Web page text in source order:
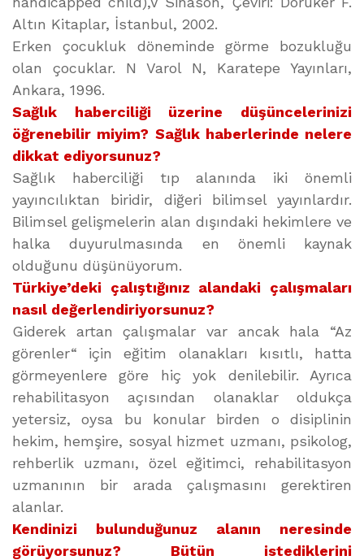
Altın Kitaplar, İstanbul, 2002.
Erken çocukluk döneminde görme bozukluğu
olan çocuklar. N Varol N, Karatepe Yayınları,
Ankara, 1996.
Sağlık haberciliği üzerine düşüncelerinizi
öğrenebilir miyim? Sağlık haberlerinde nelere
dikkat ediyorsunuz?
Sağlık haberciliği tıp alanında iki önemli
yayıncılıktan biridir, diğeri bilimsel yayınlardır.
Bilimsel gelişmelerin alan dışındaki hekimlere ve
halka duyurulmasında en önemli kaynak
olduğunu düşünüyorum.
Türkiye’deki çalıştığınız alandaki çalışmaları
nasıl değerlendiriyorsunuz?
Giderek artan çalışmalar var ancak hala “Az
görenler“ için eğitim olanakları kısıtlı, hatta
görmeyenlere göre hiç yok denilebilir. Ayrıca
rehabilitasyon açısından olanaklar oldukça
yetersiz, oysa bu konular birden o disiplinin
hekim, hemşire, sosyal hizmet uzmanı, psikolog,
rehberlik uzmanı, özel eğitimci, rehabilitasyon
uzmanının bir arada çalışmasını gerektiren
alanlar.
Kendinizi bulunduğunuz alanın neresinde
görüyorsunuz? Bütün istediklerini